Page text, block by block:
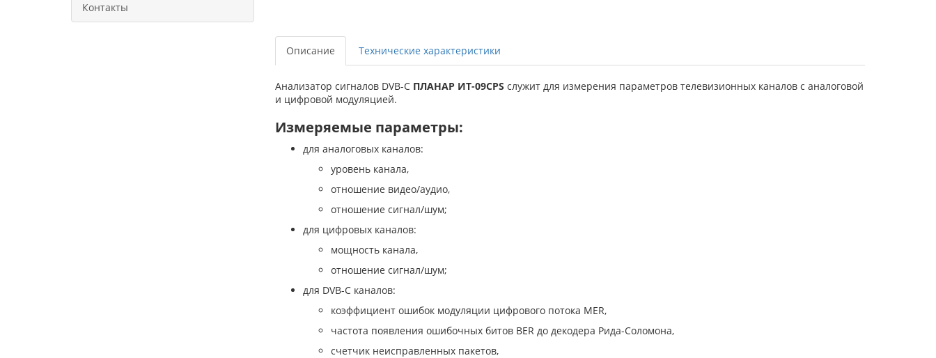
Контакты
Описание Технические характеристики
Анализатор сигналов DVB-C ПЛАНАР ИТ-09СPS служит для измерения параметров телевизионных каналов с аналоговой
и цифровой модуляцией.
Измеряемые параметры:
для аналоговых каналов:
уровень канала,
отношение видео/аудио,
отношение сигнал/шум;
для цифровых каналов:
мощность канала,
отношение сигнал/шум;
для DVB-C каналов:
коэффициент ошибок модуляции цифрового потока MER,
частота появления ошибочных битов BER до декодера Рида-Соломона,
счетчик неисправленных пакетов,